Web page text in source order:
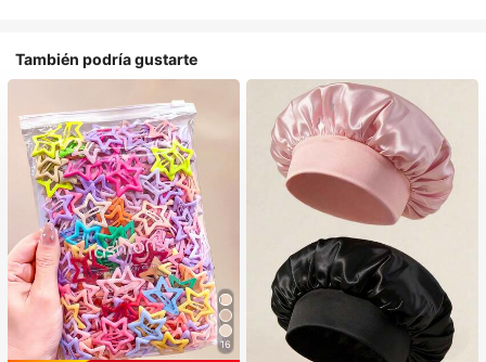
También podría gustarte
16